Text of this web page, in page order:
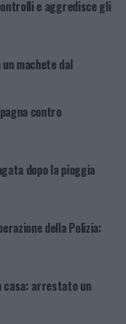
e aggredisce gli
machete dal
contro
dopo la pioggia
della Polizia:
casa: arrestato un